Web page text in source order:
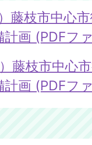
藤枝市中心
計画 (PDFフ
）藤枝市中心
計画 (PDFフ